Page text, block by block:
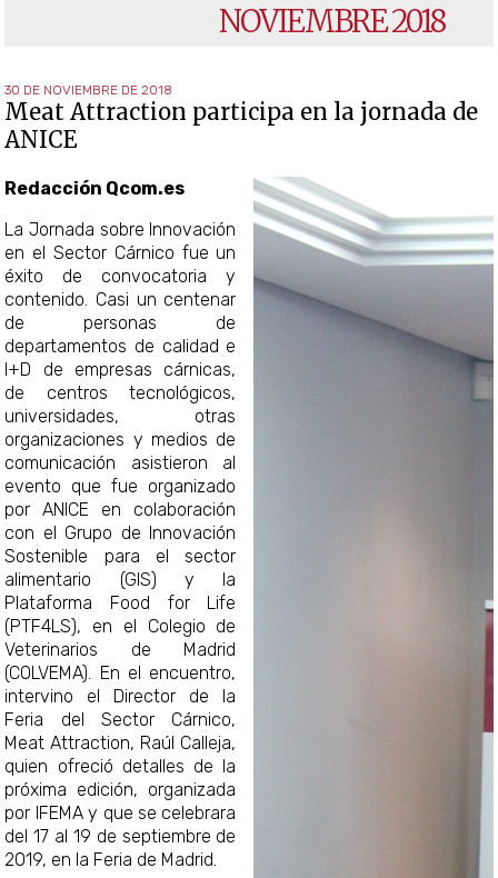
NOVIEMBRE 2018
30 DE NOVIEMBRE DE 2018
Meat Attraction participa en la jornada de
ANICE
Redacción Qcom.es
La Jornada sobre Innovación
en el Sector Cárnico fue un
éxito de convocatoria y
contenido. Casi un centenar
de personas de
departamentos de calidad e
I+D de empresas cárnicas,
de centros tecnológicos,
universidades, otras
organizaciones y medios de
comunicación asistieron al
evento que fue organizado
por ANICE en colaboración
con el Grupo de Innovación
Sostenible para el sector
alimentario (GIS) y la
Plataforma Food for Life
(PTF4LS), en el Colegio de
Veterinarios de Madrid
(COLVEMA). En el encuentro,
intervino el Director de la
Feria del Sector Cárnico,
Meat Attraction, Raúl Calleja,
quien ofreció detalles de la
próxima edición, organizada
por IFEMA y que se celebrara
del 17 al 19 de septiembre de
2019, en la Feria de Madrid.